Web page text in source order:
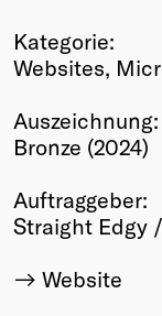
Members
Young
Winners
Past
Annual
Kategorie:
Websites,
Auszeichnung:
Bronze (2024)
Auftraggeber:
Straight Edgy
Website